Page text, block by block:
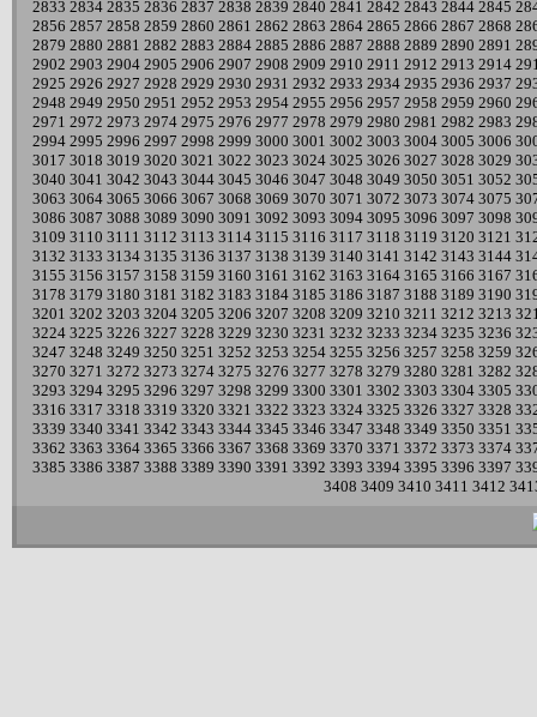
2833 2834 2835 2836 2837 2838 2839 2840 2841 2842 2843 2844 2845
2856 2857 2858 2859 2860 2861 2862 2863 2864 2865 2866 2867 2868
2879 2880 2881 2882 2883 2884 2885 2886 2887 2888 2889 2890 2891
2902 2903 2904 2905 2906 2907 2908 2909 2910 2911 2912 2913 2914
2925 2926 2927 2928 2929 2930 2931 2932 2933 2934 2935 2936 2937
2948 2949 2950 2951 2952 2953 2954 2955 2956 2957 2958 2959 2960
2971 2972 2973 2974 2975 2976 2977 2978 2979 2980 2981 2982 2983
2994 2995 2996 2997 2998 2999 3000 3001 3002 3003 3004 3005 3006
3017 3018 3019 3020 3021 3022 3023 3024 3025 3026 3027 3028 3029
3040 3041 3042 3043 3044 3045 3046 3047 3048 3049 3050 3051 3052
3063 3064 3065 3066 3067 3068 3069 3070 3071 3072 3073 3074 3075
3086 3087 3088 3089 3090 3091 3092 3093 3094 3095 3096 3097 3098
3109 3110 3111 3112 3113 3114 3115 3116 3117 3118 3119 3120 3121
3132 3133 3134 3135 3136 3137 3138 3139 3140 3141 3142 3143 3144
3155 3156 3157 3158 3159 3160 3161 3162 3163 3164 3165 3166 3167
3178 3179 3180 3181 3182 3183 3184 3185 3186 3187 3188 3189 3190
3201 3202 3203 3204 3205 3206 3207 3208 3209 3210 3211 3212 3213
3224 3225 3226 3227 3228 3229 3230 3231 3232 3233 3234 3235 3236
3247 3248 3249 3250 3251 3252 3253 3254 3255 3256 3257 3258 3259
3270 3271 3272 3273 3274 3275 3276 3277 3278 3279 3280 3281 3282
3293 3294 3295 3296 3297 3298 3299 3300 3301 3302 3303 3304 3305
3316 3317 3318 3319 3320 3321 3322 3323 3324 3325 3326 3327 3328
3339 3340 3341 3342 3343 3344 3345 3346 3347 3348 3349 3350 3351
3362 3363 3364 3365 3366 3367 3368 3369 3370 3371 3372 3373 3374
3385 3386 3387 3388 3389 3390 3391 3392 3393 3394 3395 3396 3397
3408 3409 3410 3411 3412